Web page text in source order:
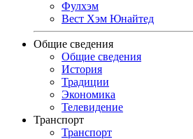
Фулхэм
Вест Хэм Юнайтед
Общие сведения
Общие сведения
История
Традиции
Экономика
Телевидение
Транспорт
Транспорт